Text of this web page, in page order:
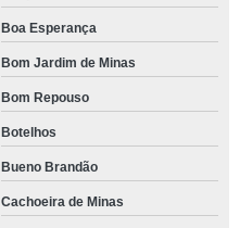
Boa Esperança
Bom Jardim de Minas
Bom Repouso
Botelhos
Bueno Brandão
Cachoeira de Minas